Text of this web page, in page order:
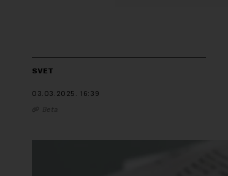
SVET
03.03.2025. 16:39
Beta